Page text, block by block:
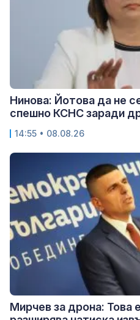
Нинова: Йотова да не
спешно КСНС заради
14:55 • 08.08.26
Мирчев за дрона: Това